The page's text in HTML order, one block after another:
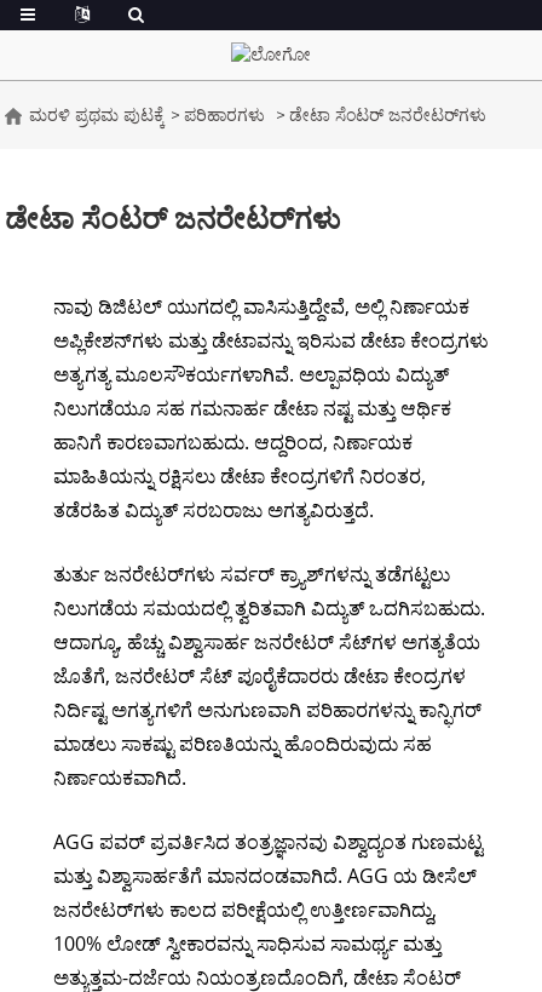
ಮರಳಿ ಪ್ರಥಮ ಪುಟಕ್ಕೆ ಪರಿಹಾರಗಳು ಡೇಟಾ ಸೆಂಟರ್ ಜನರೇಟರ್‌ಗಳು
ಡೇಟಾ ಸೆಂಟರ್ ಜನರೇಟರ್‌ಗಳು
ನಾವು ಡಿಜಿಟಲ್ ಯುಗದಲ್ಲಿ ವಾಸಿಸುತ್ತಿದ್ದೇವೆ, ಅಲ್ಲಿ ನಿರ್ಣಾಯಕ
ಅಪ್ಲಿಕೇಶನ್‌ಗಳು ಮತ್ತು ಡೇಟಾವನ್ನು ಇರಿಸುವ ಡೇಟಾ ಕೇಂದ್ರಗಳು
ಅತ್ಯಗತ್ಯ ಮೂಲಸೌಕರ್ಯಗಳಾಗಿವೆ. ಅಲ್ಪಾವಧಿಯ ವಿದ್ಯುತ್
ನಿಲುಗಡೆಯೂ ಸಹ ಗಮನಾರ್ಹ ಡೇಟಾ ನಷ್ಟ ಮತ್ತು ಆರ್ಥಿಕ
ಹಾನಿಗೆ ಕಾರಣವಾಗಬಹುದು. ಆದ್ದರಿಂದ, ನಿರ್ಣಾಯಕ
ಮಾಹಿತಿಯನ್ನು ರಕ್ಷಿಸಲು ಡೇಟಾ ಕೇಂದ್ರಗಳಿಗೆ ನಿರಂತರ,
ತಡೆರಹಿತ ವಿದ್ಯುತ್ ಸರಬರಾಜು ಅಗತ್ಯವಿರುತ್ತದೆ.
ತುರ್ತು ಜನರೇಟರ್‌ಗಳು ಸರ್ವರ್ ಕ್ರ್ಯಾಶ್‌ಗಳನ್ನು ತಡೆಗಟ್ಟಲು
ನಿಲುಗಡೆಯ ಸಮಯದಲ್ಲಿ ತ್ವರಿತವಾಗಿ ವಿದ್ಯುತ್ ಒದಗಿಸಬಹುದು.
ಆದಾಗ್ಯೂ, ಹೆಚ್ಚು ವಿಶ್ವಾಸಾರ್ಹ ಜನರೇಟರ್ ಸೆಟ್‌ಗಳ ಅಗತ್ಯತೆಯ
ಜೊತೆಗೆ, ಜನರೇಟರ್ ಸೆಟ್ ಪೂರೈಕೆದಾರರು ಡೇಟಾ ಕೇಂದ್ರಗಳ
ನಿರ್ದಿಷ್ಟ ಅಗತ್ಯಗಳಿಗೆ ಅನುಗುಣವಾಗಿ ಪರಿಹಾರಗಳನ್ನು ಕಾನ್ಫಿಗರ್
ಮಾಡಲು ಸಾಕಷ್ಟು ಪರಿಣತಿಯನ್ನು ಹೊಂದಿರುವುದು ಸಹ
ನಿರ್ಣಾಯಕವಾಗಿದೆ.
AGG ಪವರ್ ಪ್ರವರ್ತಿಸಿದ ತಂತ್ರಜ್ಞಾನವು ವಿಶ್ವಾದ್ಯಂತ ಗುಣಮಟ್ಟ
ಮತ್ತು ವಿಶ್ವಾಸಾರ್ಹತೆಗೆ ಮಾನದಂಡವಾಗಿದೆ. AGG ಯ ಡೀಸೆಲ್
ಜನರೇಟರ್‌ಗಳು ಕಾಲದ ಪರೀಕ್ಷೆಯಲ್ಲಿ ಉತ್ತೀರ್ಣವಾಗಿದ್ದು,
100% ಲೋಡ್ ಸ್ವೀಕಾರವನ್ನು ಸಾಧಿಸುವ ಸಾಮರ್ಥ್ಯ ಮತ್ತು
ಅತ್ಯುತ್ತಮ-ದರ್ಜೆಯ ನಿಯಂತ್ರಣದೊಂದಿಗೆ, ಡೇಟಾ ಸೆಂಟರ್